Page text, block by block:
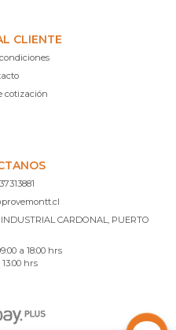
CLIENTE
cotización
CARDONAL, PUERTO
a 18:00 hrs
hrs